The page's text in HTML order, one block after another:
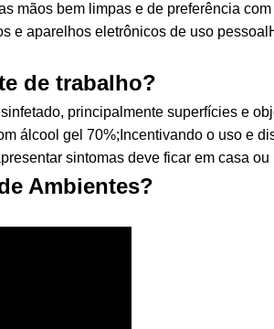
mãos bem limpas e de preferência
e aparelhos eletrônicos de uso
de trabalho?
principalmente superfícies e
álcool gel 70%;Incentivando o uso e
sintomas deve ficar em casa
Ambientes?